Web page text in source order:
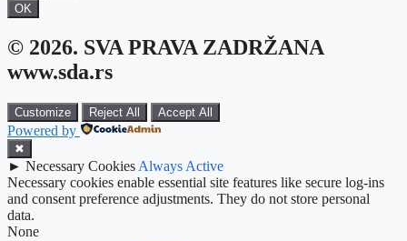
OK
© 2026. SVA PRAVA ZADRŽANA
www.sda.rs
Customize Reject All Accept All
Powered by
✖
► Necessary Cookies Always Active
Necessary cookies enable essential site features like secure log-ins
and consent preference adjustments. They do not store personal
data.
None